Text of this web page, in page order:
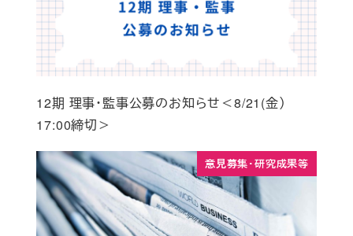
12期 理事・監事公募のお知らせ＜8/21(金）
17:00締切＞
意見募集・研究成果等